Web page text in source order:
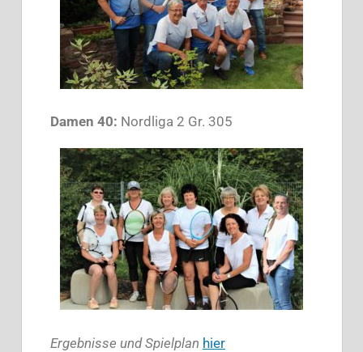
Damen 40: Nordliga 2 Gr. 305
Ergebnisse und Spielplan hier